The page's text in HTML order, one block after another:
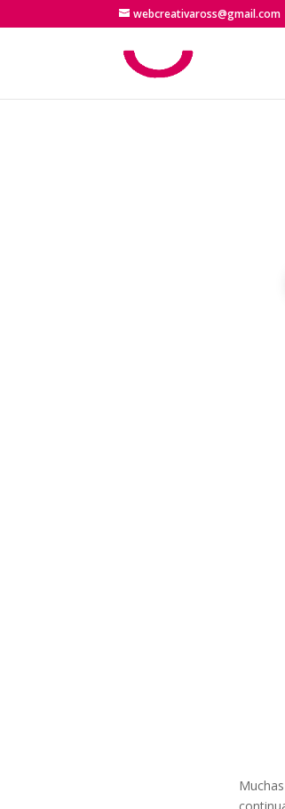
webcreativaross@gmail.com